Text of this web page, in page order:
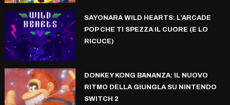
SAYONARA WILD HEARTS: L’ARCADE
POP CHE TI SPEZZA IL CUORE (E LO
RICUCE)
DONKEY KONG BANANZA: IL NUOVO
RITMO DELLA GIUNGLA SU NINTENDO
SWITCH 2